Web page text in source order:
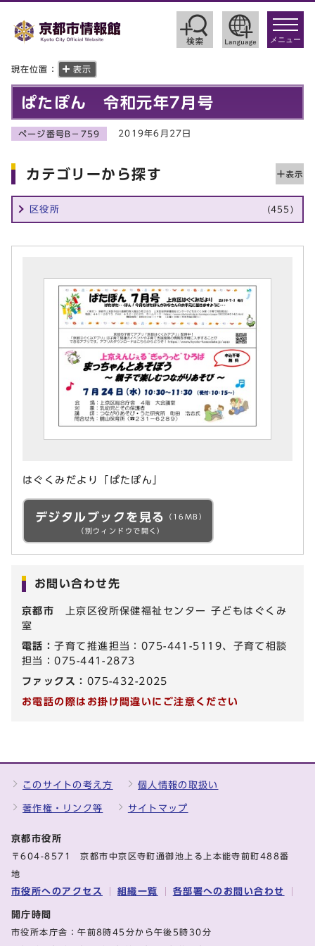
toggle
メニュー
現在位置： 表示
ぱたぽん 令和元年7月号
ページ番号B－759 2019年6月27日
カテゴリーから探す
区役所 (455)
はぐくみだより「ぱたぽん」
デジタルブックを見る
（16MB）
（別ウィンドウで開く）
お問い合わせ先
京都市 上京区役所保健福祉センター 子どもはぐくみ
室
電話：子育て推進担当：075-441-5119、子育て相談
担当：075-441-2873
ファックス： 075-432-2025
お電話の際はお掛け間違いにご注意ください
このサイトの考え方 個人情報の取扱い
著作権・リンク等 サイトマップ
京都市役所
〒604-8571 京都市中京区寺町通御池上る上本能寺前町488番
地
市役所へのアクセス 組織一覧 各部署へのお問い合わせ
開庁時間
市役所本庁舎：午前8時45分から午後5時30分